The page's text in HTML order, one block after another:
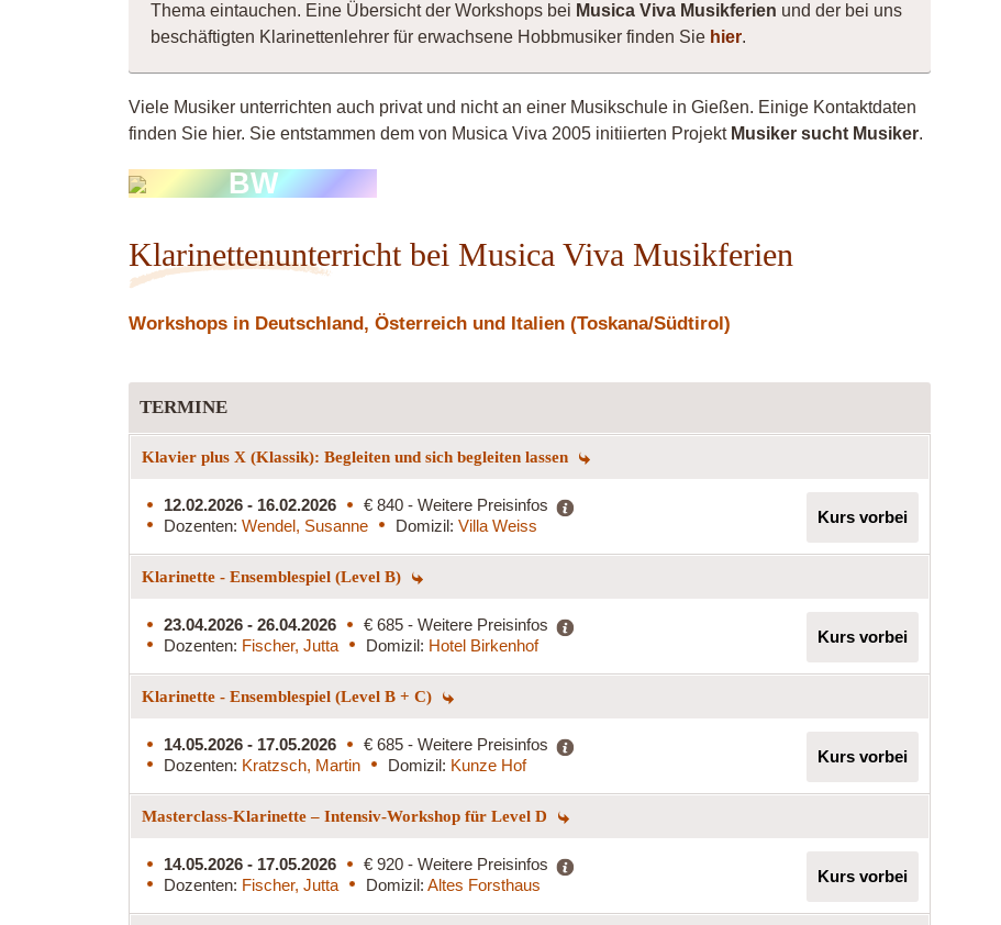
Thema eintauchen. Eine Übersicht der Workshops bei Musica Viva Musikferien und der bei uns
beschäftigten Klarinettenlehrer für erwachsene Hobbmusiker finden Sie hier.
Viele Musiker unterrichten auch privat und nicht an einer Musikschule in Gießen. Einige Kontaktdaten
finden Sie hier. Sie entstammen dem von Musica Viva 2005 initiierten Projekt Musiker sucht Musiker.
BW
Klarinettenunterricht bei Musica Viva Musikferien
Workshops in Deutschland, Österreich und Italien (Toskana/Südtirol)
TERMINE
Klavier plus X (Klassik): Begleiten und sich begleiten lassen
12.02.2026 - 16.02.2026
€ 840 - Weitere Preisinfos
Dozenten: Wendel, Susanne Domizil: Villa Weiss Kurs vorbei
Klarinette - Ensemblespiel (Level B)
23.04.2026 - 26.04.2026
€ 685 - Weitere Preisinfos
Dozenten: Fischer, Jutta Domizil: Hotel Birkenhof Kurs vorbei
Klarinette - Ensemblespiel (Level B + C)
14.05.2026 - 17.05.2026
€ 685 - Weitere Preisinfos
Dozenten: Kratzsch, Martin Domizil: Kunze Hof Kurs vorbei
Masterclass-Klarinette – Intensiv-Workshop für Level D
14.05.2026 - 17.05.2026
€ 920 - Weitere Preisinfos
Dozenten: Fischer, Jutta Domizil: Altes Forsthaus Kurs vorbei